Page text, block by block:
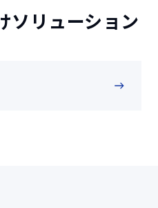
ソリューション